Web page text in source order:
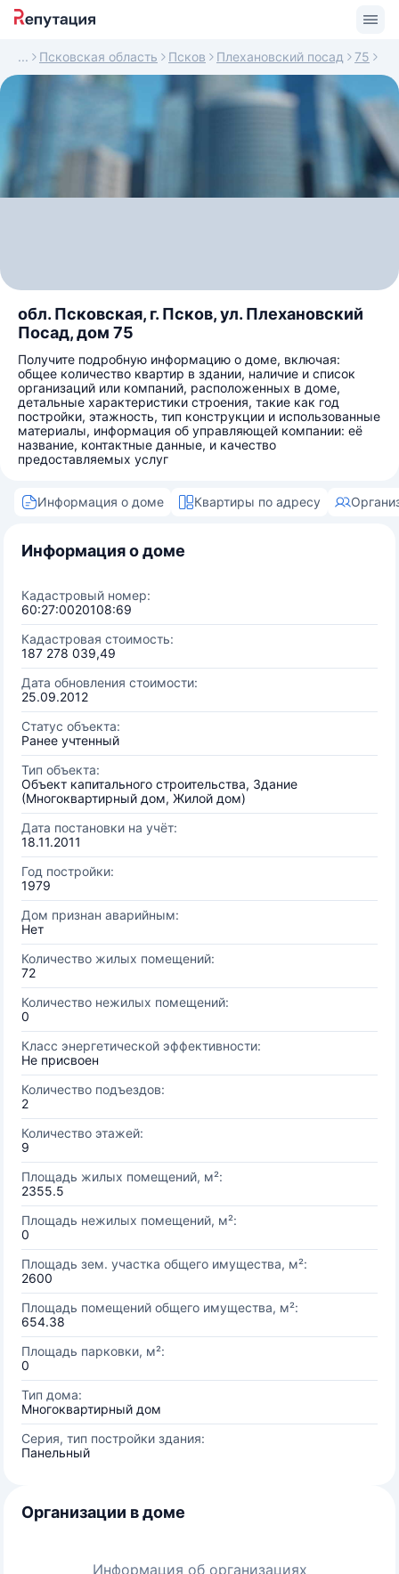
Псковская область Псков Плехановский посад 75
обл. Псковская, г. Псков, ул. Плехановский
Посад, дом 75
Получите подробную информацию о доме, включая:
общее количество квартир в здании, наличие и список
организаций или компаний, расположенных в доме,
детальные характеристики строения, такие как год
постройки, этажность, тип конструкции и использованные
материалы, информация об управляющей компании: её
название, контактные данные, и качество
предоставляемых услуг
Информация о доме Квартиры по адресу
Информация о доме
Кадастровый номер:
60:27:0020108:69
Кадастровая стоимость:
187 278 039,49
Дата обновления стоимости:
25.09.2012
Статус объекта:
Ранее учтенный
Тип объекта:
Объект капитального строительства, Здание
(Многоквартирный дом, Жилой дом)
Дата постановки на учёт:
18.11.2011
Год постройки:
1979
Дом признан аварийным:
Нет
Количество жилых помещений:
72
Количество нежилых помещений:
0
Класс энергетической эффективности:
Не присвоен
Количество подъездов:
2
Количество этажей:
9
Площадь жилых помещений, м²:
2355.5
Площадь нежилых помещений, м²:
0
Площадь зем. участка общего имущества, м²:
2600
Площадь помещений общего имущества, м²:
654.38
Площадь парковки, м²:
0
Тип дома:
Многоквартирный дом
Серия, тип постройки здания:
Панельный
Организации в доме
Информация об организациях